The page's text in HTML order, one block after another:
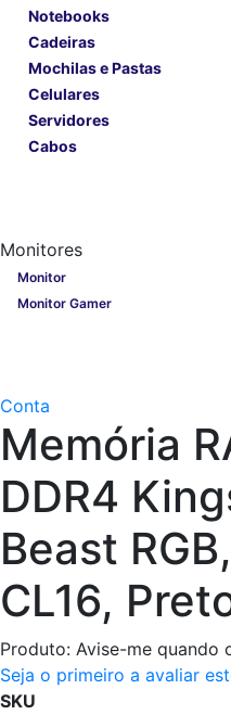
Notebooks
Cadeiras
Mochilas e Pastas
Celulares
Servidores
Cabos
Monitores
Monitor
Monitor Gamer
Conta
Memória
DDR4
Beast
CL16,
Produto: Avise-me quando
Seja o primeiro a avaliar
SKU